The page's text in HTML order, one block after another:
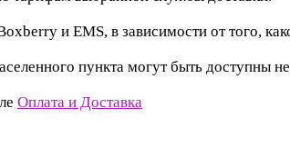
и EMS, в зависимости от того,
пункта могут быть доступны
Оплата и Доставка